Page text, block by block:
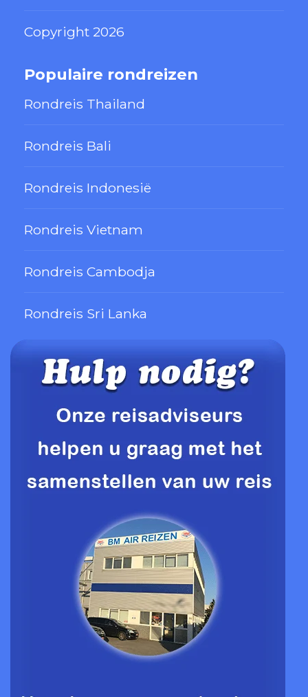
Copyright 2026
Populaire rondreizen
Rondreis Thailand
Rondreis Bali
Rondreis Indonesië
Rondreis Vietnam
Rondreis Cambodja
Rondreis Sri Lanka